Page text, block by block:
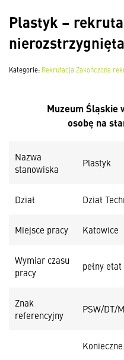
Plastyk –
nierozstrzygnięta
Kategorie: Rekrutacja Zakończona
Muzeum Śląskie
osobę na
Nazwa
stanowiska
Plastyk
Dział Dział
Miejsce pracy Katowice
Wymiar czasu
pracy
pełny etat
Znak
referencyjny
PSW/DT/